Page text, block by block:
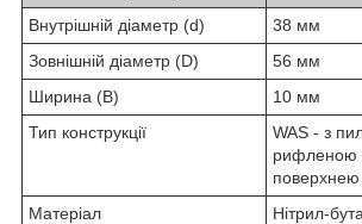
Внутрішній діаметр (d)
38 мм
Зовнішній діаметр (D)
56 мм
Ширина (B)
10 мм
Тип конструкції
WAS - з
рифленою
поверхнею
Матеріал
Нітрил-